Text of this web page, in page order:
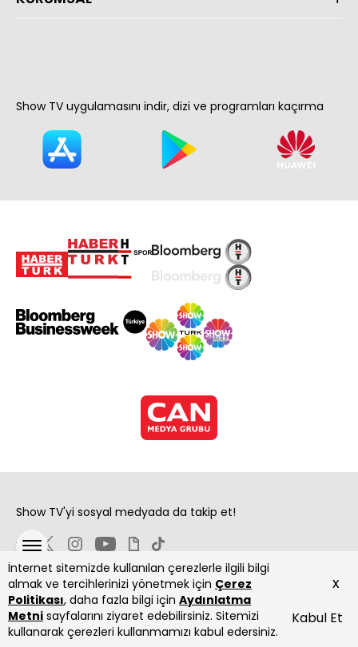
İnternet sitemizde kullanılan çerezlerle ilgili bilgi
almak ve tercihlerinizi yönetmek için Çerez
Politikası, daha fazla bilgi için Aydınlatma
Metni sayfalarını ziyaret edebilirsiniz. Sitemizi
kullanarak çerezleri kullanmamızı kabul edersiniz.
Kabul Et
x
Show TV uygulamasını indir, dizi ve programları kaçırma
Show TV'yi sosyal medyada da takip et!
Copyright 2026 Show Televizyon Yayıncılık A.Ş.